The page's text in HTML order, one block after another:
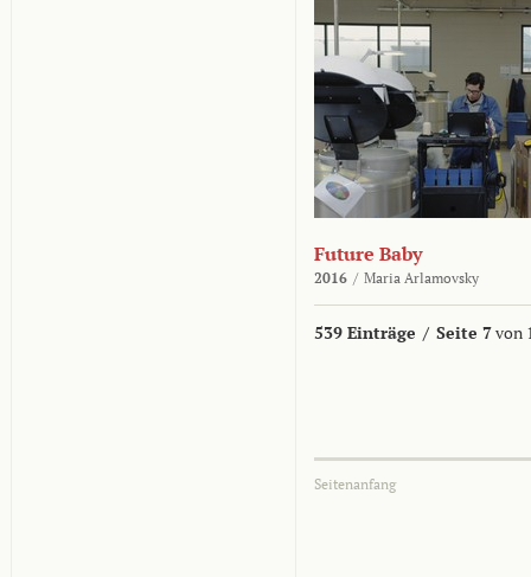
Future Baby
2016 / Maria Arlamovsky
539 Einträge / Seite 7von
Seitenanfang